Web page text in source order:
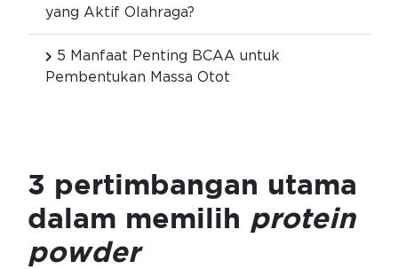
yang Aktif Olahraga?
5 Manfaat Penting BCAA untuk
Pembentukan Massa Otot
3 pertimbangan utama
dalam memilih protein
powder